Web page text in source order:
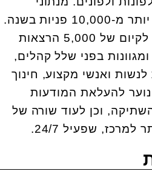
המרכז בתל אביב, יש יותר מ-10,000 פניות בשנה.
הכסף שנאסף משמש לקיום של 5,000 הרצאות
בפני שלל קהלים,
ואנשי מקצוע, חינוך
להעלאת המודעות
וכן לעוד שורה של
שפעיל 24/7.